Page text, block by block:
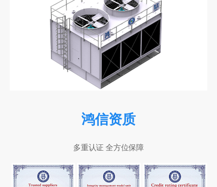
鸿信资质
多重认证 全方位保障